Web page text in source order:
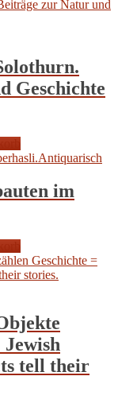
Geschichte
Antiquarisch
im
Jewish
tell their